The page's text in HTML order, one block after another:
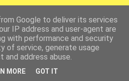
Google to deliver its services
IP address and user-agent are
with performance and security
of service, generate usage
address abuse.
MORE GOT IT